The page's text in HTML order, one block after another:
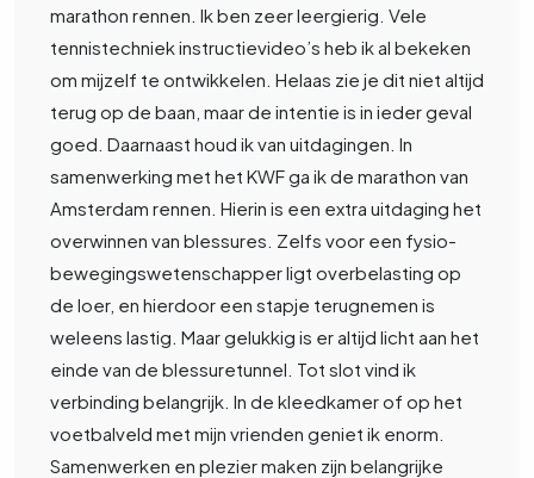
marathon rennen. Ik ben zeer leergierig. Vele
tennistechniek instructievideo’s heb ik al bekeken
om mijzelf te ontwikkelen. Helaas zie je dit niet altijd
terug op de baan, maar de intentie is in ieder geval
goed. Daarnaast houd ik van uitdagingen. In
samenwerking met het KWF ga ik de marathon van
Amsterdam rennen. Hierin is een extra uitdaging het
overwinnen van blessures. Zelfs voor een fysio-
bewegingswetenschapper ligt overbelasting op
de loer, en hierdoor een stapje terugnemen is
weleens lastig. Maar gelukkig is er altijd licht aan het
einde van de blessuretunnel. Tot slot vind ik
verbinding belangrijk. In de kleedkamer of op het
voetbalveld met mijn vrienden geniet ik enorm.
Samenwerken en plezier maken zijn belangrijke